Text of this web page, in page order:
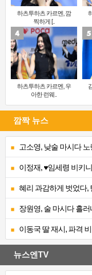
하츠투하츠 카르멘, 깜
찍하게 [..
하츠투하츠 카르멘, 우
아한 런웨..
깜짝 뉴스
고소영, 낮술 마시다 노
이정재, ♥임세령 비키
혜리 과감하게 벗었다,
장원영, 술 마시다 흘
이동국 딸 재시, 파격
뉴스엔TV